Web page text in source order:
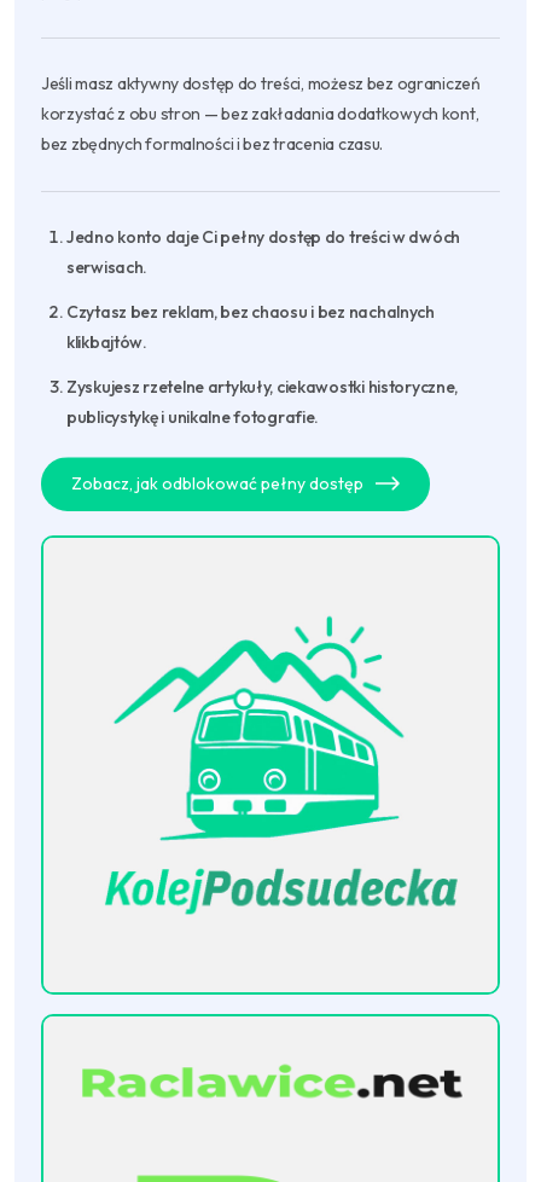
Jeśli masz aktywny dostęp do treści, możesz bez ograniczeń
korzystać z obu stron — bez zakładania dodatkowych kont,
bez zbędnych formalności i bez tracenia czasu.
Jedno konto daje Ci pełny dostęp do treści w dwóch
serwisach.
Czytasz bez reklam, bez chaosu i bez nachalnych
klikbajtów.
Zyskujesz rzetelne artykuły, ciekawostki historyczne,
publicystykę i unikalne fotografie.
Zobacz, jak odblokować pełny dostęp
[KolejPodsudecka.pl]